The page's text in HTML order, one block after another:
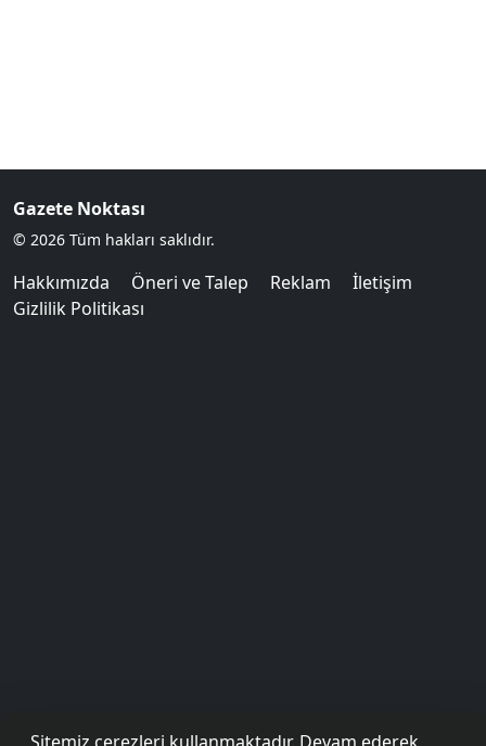
Gazete Noktası
© 2026 Tüm hakları saklıdır.
Hakkımızda Öneri ve Talep Reklam
İletişim
Gizlilik Politikası